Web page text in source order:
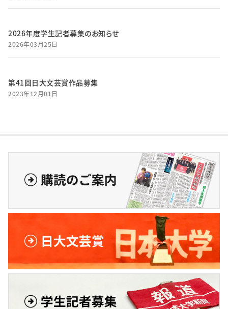
2026年度学生記者募集のお知らせ
2026年03月25日
第41回日大文芸賞作品募集
2023年12月01日